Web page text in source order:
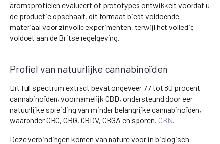
aromaprofielen evalueert of prototypes ontwikkelt voordat u
de productie opschaalt, dit formaat biedt voldoende
materiaal voor zinvolle experimenten, terwijl het volledig
voldoet aan de Britse regelgeving.
Profiel van natuurlijke cannabinoïden
Dit full spectrum extract bevat ongeveer 77 tot 80 procent
cannabinoïden, voornamelijk CBD, ondersteund door een
natuurlijke spreiding van minder belangrijke cannabinoïden,
waaronder CBC, CBG, CBDV, CBGA en sporen. CBN.
Deze verbindingen komen van nature voor in biologisch